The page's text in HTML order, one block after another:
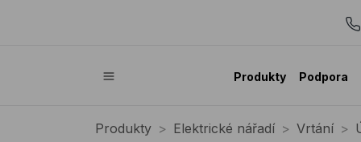
Produkty Podpora
Produkty Elektrické nářadí Vrtání